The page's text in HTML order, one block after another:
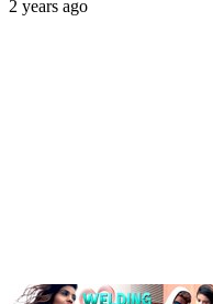
2 years ago